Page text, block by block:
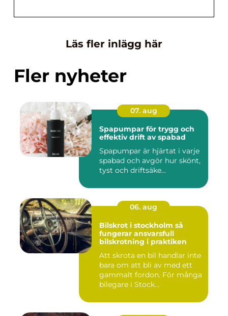
Läs fler inlägg här
Fler nyheter
07. aug
Spapumpar för trygg och
effektiv drift av spabad
Spapumpar är hjärtat i varje
spabad och avgör hur skönt,
tyst och driftsäke...
06. aug
Bilskrot i stockholm så
fungerar ansvarsfull
bilskrotning i praktiken
Att skrota en bil handlar inte
bara om att bli av med ett
gammalt fordon. För många
bilegare i Stock...